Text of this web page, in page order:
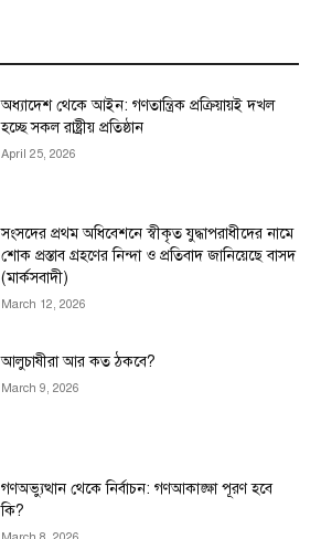
অধ্যাদেশ থেকে আইন: গণতান্ত্রিক প্রক্রিয়ায়ই দখল
হচ্ছে সকল রাষ্ট্রীয় প্রতিষ্ঠান
April 25, 2026
সংসদের প্রথম অধিবেশনে স্বীকৃত যুদ্ধাপরাধীদের নামে
শোক প্রস্তাব গ্রহণের নিন্দা ও প্রতিবাদ জানিয়েছে বাসদ
(মার্কসবাদী)
March 12, 2026
আলুচাষীরা আর কত ঠকবে?
March 9, 2026
গণঅভ্যুত্থান থেকে নির্বাচন: গণআকাঙ্ক্ষা পূরণ হবে
কি?